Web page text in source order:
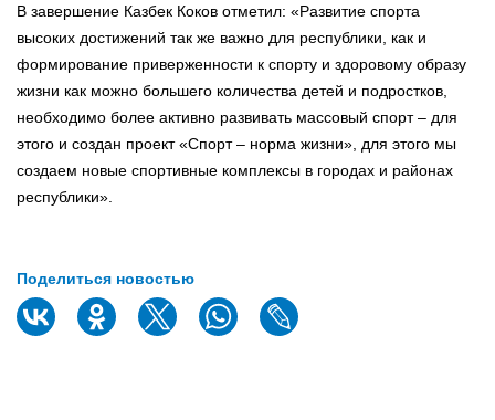
В завершение Казбек Коков отметил: «Развитие спорта
высоких достижений так же важно для республики, как и
формирование приверженности к спорту и здоровому образу
жизни как можно большего количества детей и подростков,
необходимо более активно развивать массовый спорт – для
этого и создан проект «Спорт – норма жизни», для этого мы
создаем новые спортивные комплексы в городах и районах
республики».
Поделиться новостью